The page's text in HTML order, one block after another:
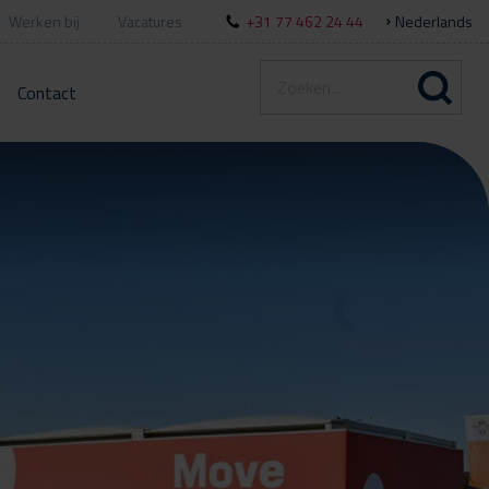
Werken bij Vacatures +31 77 462 24 44 Nederlands
Contact